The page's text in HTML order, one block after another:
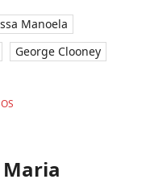
Manoela
George Clooney